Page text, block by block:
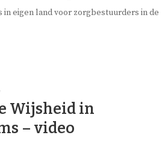
in eigen land voor zorgbestuurders in de
Wijsheid in
– video